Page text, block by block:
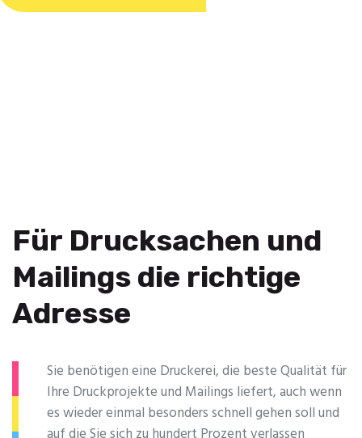
Für Drucksachen und
Mailings die richtige
Adresse
Sie benötigen eine Druckerei, die beste ­Qualität für
Ihre Druckprojekte und Mailings liefert, auch wenn
es wieder einmal besonders schnell gehen soll und